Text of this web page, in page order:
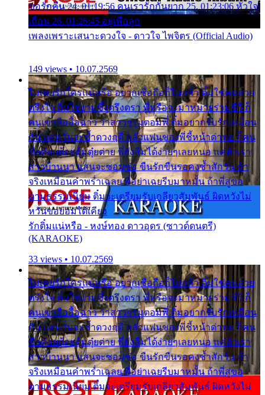
ขอรักคืน 24. 01:19:56 คนเรารักกันยาก 25. 01:23:06 หัวใจ
เถื่อน 26. 01:26:45 อยู่เพื่อลูก
เพลงเพราะเสนาะดวงใจ - ดาวใจ ไพจิตร (Official Audio)
149 views • 10.07.2569
ไม่เคยรักใครแน่หรือ อยากเชื่อถือก็ไม่กล้า ติ๋มใช่คนสวย
ตรึงใจ ติ๋มใช่งามซึ้งตรึงตรา พี่หรือจะมาหมายร่วมชีวี ก็
คนเขาลืออื้อฉาว ว่าสาวๆรุมตอมพี่ ติ๋มอยากรับรักเหมือน
กัน แต่หวั่นจะช้ำดวงฤดี กลัวแฟนของพี่ชี้หน้าด่าทอ ก็คน
ชื่อต๋อยต้อยตุ้มตุ๋ยต่าย พี่ยังลืมได้ง่ายๆเลยหนอ แค่ตัวเรา
สาวบ้านนา แสนจะซอมซ่อ ขืนรักขืนรอคงช้ำสักวัน ถ้า
จริงเหมือนคำพร่ำเฉลย พี่อย่าเฉยรีบมาหมั้น ถ้าพี่สู่ขอ
ตามธรรมเนียม ติ๋มจะเตรียมรับเกลียวสัมพันธ์ ผิดหวังไม่
หวั่นขอยอมได้เคียง
รักติ๋มแน่หรือ - หงษ์ทอง ดาวอุดร (ซาวด์ดนตรี)
(KARAOKE)
33 views • 10.07.2569
ไม่เคยรักใครแน่หรือ อยากเชื่อถือก็ไม่กล้า ติ๋มใช่คนสวย
ตรึงใจ ติ๋มใช่งามซึ้งตรึงตรา พี่หรือจะมาหมายร่วมชีวี ก็
คนเขาลืออื้อฉาว ว่าสาวๆรุมตอมพี่ ติ๋มอยากรับรักเหมือน
กัน แต่หวั่นจะช้ำดวงฤดี กลัวแฟนของพี่ชี้หน้าด่าทอ ก็คน
ชื่อต๋อยต้อยตุ้มตุ๋ยต่าย พี่ยังลืมได้ง่ายๆเลยหนอ แค่ตัวเรา
สาวบ้านนา แสนจะซอมซ่อ ขืนรักขืนรอคงช้ำสักวัน ถ้า
จริงเหมือนคำพร่ำเฉลย พี่อย่าเฉยรีบมาหมั้น ถ้าพี่สู่ขอ
ตามธรรมเนียม ติ๋มจะเตรียมรับเกลียวสัมพันธ์ ผิดหวังไม่